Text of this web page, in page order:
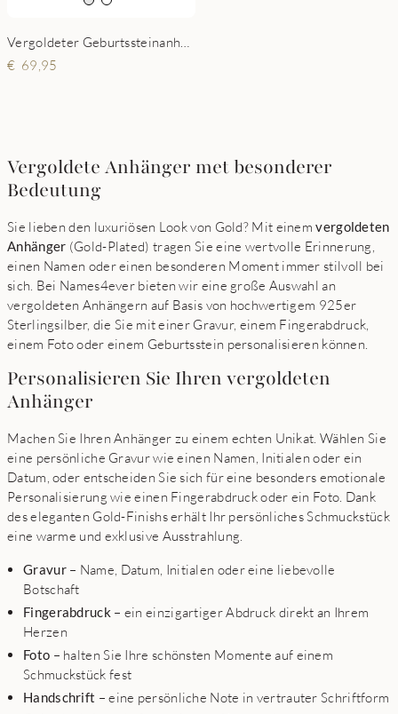
69,95
Vergoldete Anhänger met besonderer
Bedeutung
Sie lieben den luxuriösen Look von Gold? Mit einemvergoldeten
Anhänger (Gold-Plated) tragen Sie eine wertvolle Erinnerung,
einen Namen oder einen besonderen Moment immer stilvoll bei
sich. Bei Names4ever bieten wir eine große Auswahl an
vergoldeten Anhängern auf Basis von hochwertigem 925er
Sterlingsilber, die Sie mit einer Gravur, einem Fingerabdruck,
einem Foto oder einem Geburtsstein personalisieren können.
Personalisieren Sie Ihren vergoldeten
Anhänger
Machen Sie Ihren Anhänger zu einem echten Unikat. Wählen Sie
eine persönliche Gravur wie einen Namen, Initialen oder ein
Datum, oder entscheiden Sie sich für eine besonders emotionale
Personalisierung wie einen Fingerabdruck oder ein Foto. Dank
des eleganten Gold-Finishs erhält Ihr persönliches Schmuckstück
eine warme und exklusive Ausstrahlung.
Gravur– Name, Datum, Initialen oder eine liebevolle
Botschaft
Fingerabdruck – ein einzigartiger Abdruck direkt an Ihrem
Herzen
Foto – halten Sie Ihre schönsten Momente auf einem
Schmuckstück fest
Handschrift – eine persönliche Note in vertrauter Schriftform